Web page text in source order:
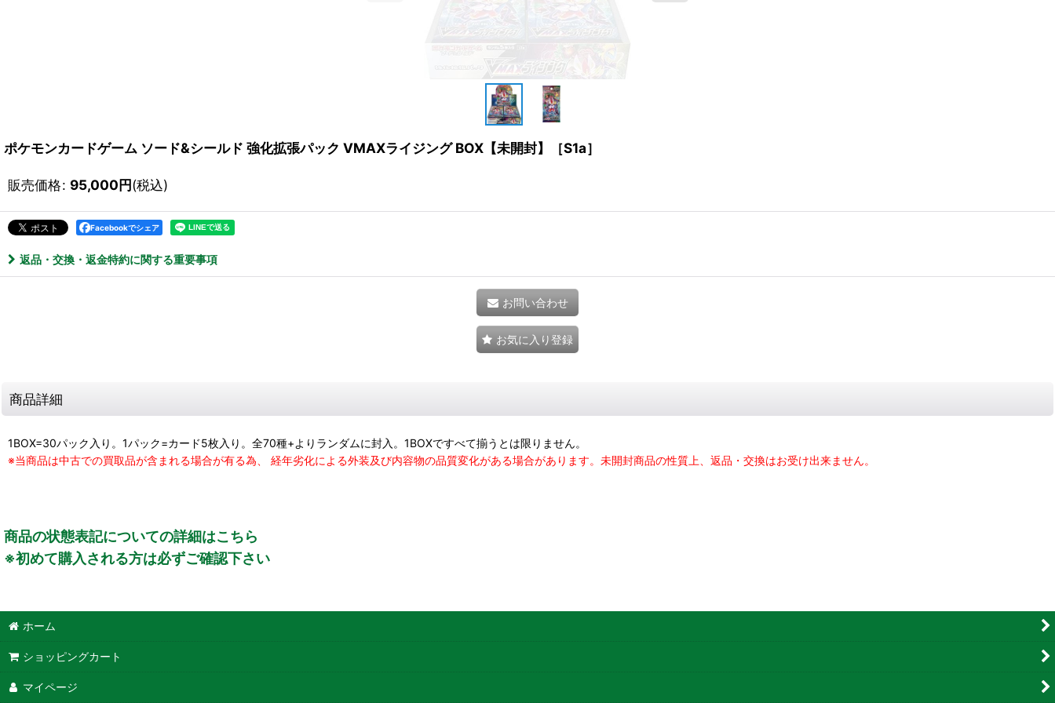
ポケモンカードゲーム ソード&シールド 強化拡張パック VMAXライジング BOX【未開封】［S1a］
販売価格: 95,000円(税込)
Facebookでシェア
返品・交換・返金特約に関する重要事項
お問い合わせ
お気に入り登録
商品詳細
1BOX=30パック入り。1パック=カード5枚入り。全70種+よりランダムに封入。1BOXですべて揃うとは限りません。
※当商品は中古での買取品が含まれる場合が有る為、 経年劣化による外装及び内容物の品質変化がある場合があります。未開封商品の性質上、返品・交換はお受け出来ません。
商品の状態表記についての詳細はこちら
※初めて購入される方は必ずご確認下さい
ホーム
ショッピングカート
マイページ